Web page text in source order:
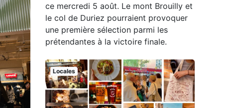
ce mercredi 5 août. Le mont Brouilly et
le col de Duriez pourraient provoquer
une première sélection parmi les
prétendantes à la victoire finale.
Locales